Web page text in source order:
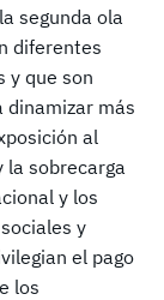
segunda ola
diferentes
y que son
dinamizar más
al
la sobrecarga
y los
y
el pago
los